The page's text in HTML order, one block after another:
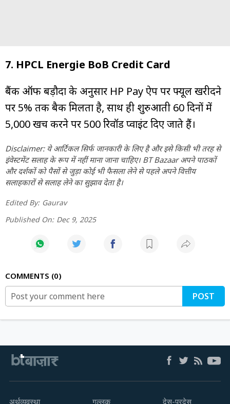
7. HPCL Energie BoB Credit Card
बैंक ऑफ बड़ौदा के अनुसार HP Pay ऐप पर फ्यूल खरीदने
पर 5% तक बैक मिलता है, साथ ही शुरुआती 60 दिनों में
₹5,000 खर्च करने पर 500 रिवॉर्ड प्वाइंट दिए जाते हैं।
Disclaimer: ये आर्टिकल सिर्फ जानकारी के लिए है और इसे किसी भी तरह से
इंवेस्टमेंट सलाह के रूप में नहीं माना जाना चाहिए। BT Bazaar अपने पाठकों
और दर्शकों को पैसों से जुड़ा कोई भी फैसला लेने से पहले अपने वित्तीय
सलाहकारों से सलाह लेने का सुझाव देता है।
Edited By: Gaurav
Published On: Dec 9, 2025
COMMENTS 0
POST
अर्थव्यवस्था गुल्लक देस-परदेस